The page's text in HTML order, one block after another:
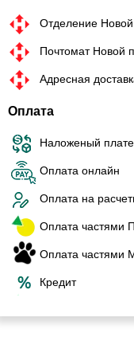
Отделение
Почтомат Новой
Адресная
Оплата
Наложеный
Оплата онлайн
Оплата на
Оплата частями
Оплата частями
Кредит